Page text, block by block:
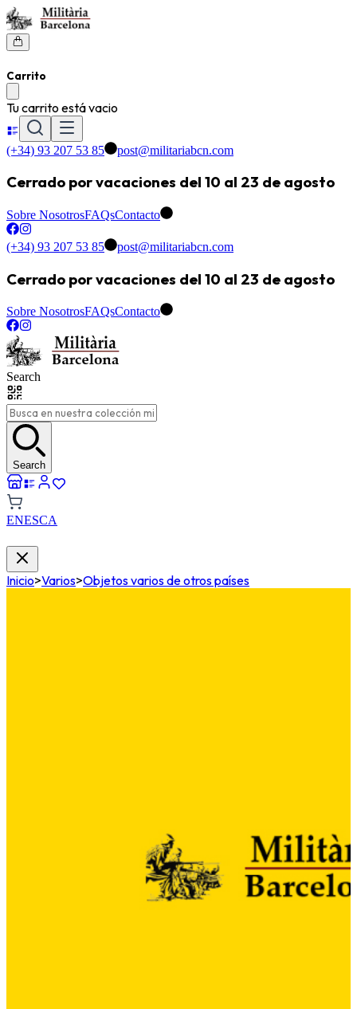
Carrito
Tu carrito está vacio
(+34) 93 207 53 85 post@militariabcn.com
Cerrado por vacaciones del 10 al 23 de agosto
Sobre NosotrosFAQsContacto
(+34) 93 207 53 85 post@militariabcn.com
Cerrado por vacaciones del 10 al 23 de agosto
Sobre NosotrosFAQsContacto
Search
Search
ENESCA
Inicio>Varios>Objetos varios de otros países